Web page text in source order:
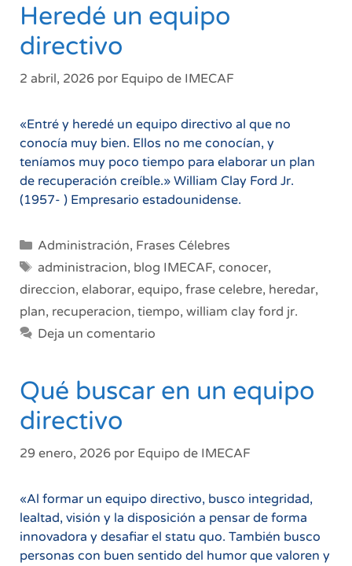
Heredé un equipo
directivo
2 abril, 2026 por Equipo de IMECAF
«Entré y heredé un equipo directivo al que no
conocía muy bien. Ellos no me conocían, y
teníamos muy poco tiempo para elaborar un plan
de recuperación creíble.» William Clay Ford Jr.
(1957- ) Empresario estadounidense.
Categorías
Administración, Frases Célebres
Etiquetas
administracion, blog IMECAF, conocer,
direccion, elaborar, equipo, frase celebre, heredar,
plan, recuperacion, tiempo, william clay ford jr.
Deja un comentario
Qué buscar en un equipo
directivo
29 enero, 2026 por Equipo de IMECAF
«Al formar un equipo directivo, busco integridad,
lealtad, visión y la disposición a pensar de forma
innovadora y desafiar el statu quo. También busco
personas con buen sentido del humor que valoren y